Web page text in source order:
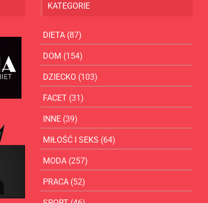
KATEGORIE
DIETA(87)
DOM (154)
DZIECKO (103)
FACET(31)
INNE(39)
MIŁOŚĆ I SEKS (64)
MODA(257)
PRACA(52)